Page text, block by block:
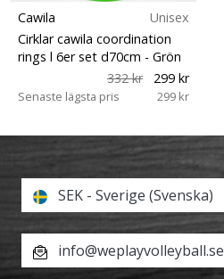
Cawila
Unisex
Cirklar cawila coordination
rings l 6er set d70cm - Grön
332 kr
299 kr
Senaste lägsta pris 299 kr
SEK - Sverige (Svenska)
info@weplayvolleyball.se